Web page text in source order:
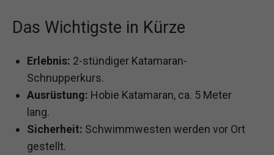
Das Wichtigste in Kürze
Erlebnis: 2-stündiger Katamaran-
Schnupperkurs.
Ausrüstung: Hobie Katamaran, ca. 5 Meter
lang.
Sicherheit: Schwimmwesten werden vor Ort
gestellt.